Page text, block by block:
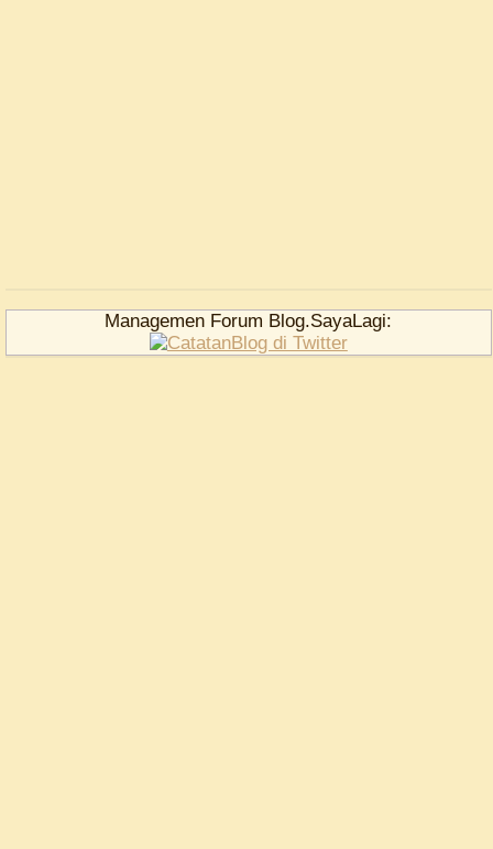
Managemen Forum Blog.SayaLagi: